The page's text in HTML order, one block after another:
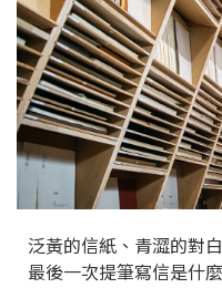
泛黃的信紙、青澀的對
最後一次提筆寫信是什